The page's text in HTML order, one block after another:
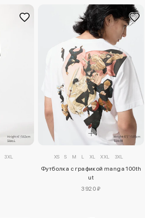
3XL XS S M L XL XXL 3XL
Футболка с графикой manga 100th
ut
3920 ₽